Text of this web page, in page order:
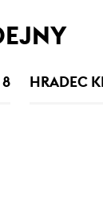
8 HRADEC